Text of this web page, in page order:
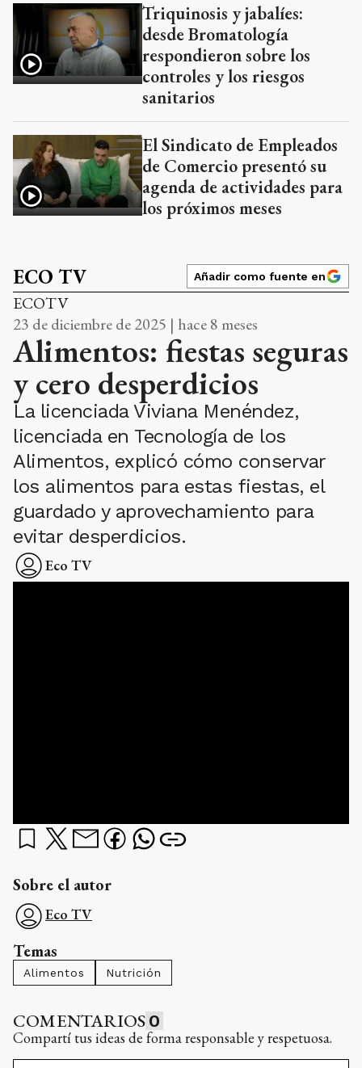
Triquinosis y jabalíes:
desde Bromatología
respondieron sobre los
controles y los riesgos
sanitarios
El Sindicato de Empleados
de Comercio presentó su
agenda de actividades para
los próximos meses
ECO TV Añadir como fuente en
ECOTV
23 de diciembre de 2025 | hace 8 meses
Alimentos: fiestas seguras
y cero desperdicios
La licenciada Viviana Menéndez,
licenciada en Tecnología de los
Alimentos, explicó cómo conservar
los alimentos para estas fiestas, el
guardado y aprovechamiento para
evitar desperdicios.
Eco TV
Sobre el autor
Eco TV
Temas
Alimentos Nutrición
COMENTARIOS 0
Compartí tus ideas de forma responsable y respetuosa.